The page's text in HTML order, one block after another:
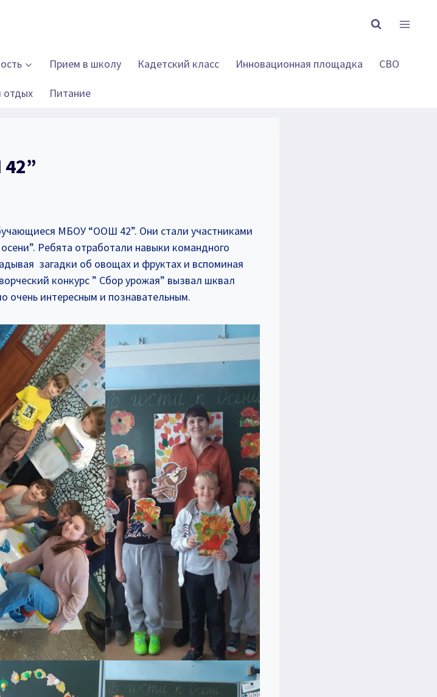
Прием в школу Кадетский класс Инновационная площадка СВО
отдых Питание
МБОУ “ООШ 42”. Они стали участниками
Ребята отработали навыки командного
загадки об овощах и фруктах и вспоминая
конкурс ” Сбор урожая” вызвал шквал
интересным и познавательным.